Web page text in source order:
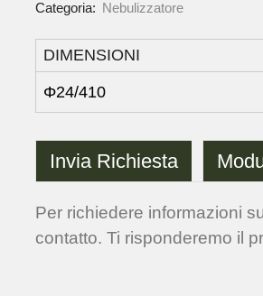
Categoria: Nebulizzatore
DIMENSIONI
Φ24/410
Invia Richiesta
Per richiedere informazioni
contatto. Ti risponderemo il